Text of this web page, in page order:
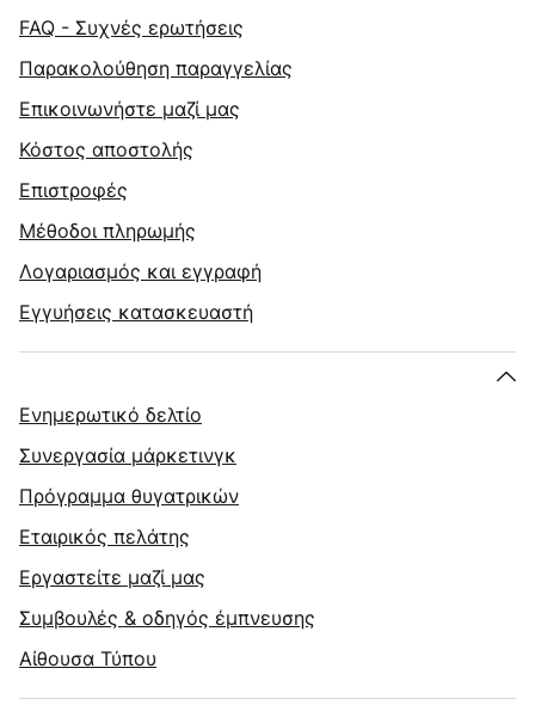
FAQ - Συχνές ερωτήσεις
Παρακολούθηση παραγγελίας
Επικοινωνήστε μαζί μας
Κόστος αποστολής
Επιστροφές
Μέθοδοι πληρωμής
Λογαριασμός και εγγραφή
Εγγυήσεις κατασκευαστή
Ενημερωτικό δελτίο
Συνεργασία μάρκετινγκ
Πρόγραμμα θυγατρικών
Εταιρικός πελάτης
Εργαστείτε μαζί μας
Συμβουλές & οδηγός έμπνευσης
Αίθουσα Τύπου